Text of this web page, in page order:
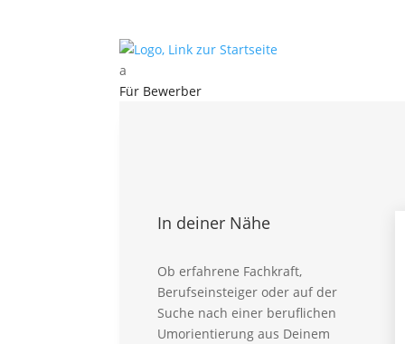
a
Für Bewerber
In deiner Nähe
Ob erfahrene Fachkraft,
Berufseinsteiger oder auf der
Suche nach einer beruflichen
Umorientierung aus Deinem
Ausbildung Intern
Global Talent
Für Professionals
FAQ – Für Bewerber